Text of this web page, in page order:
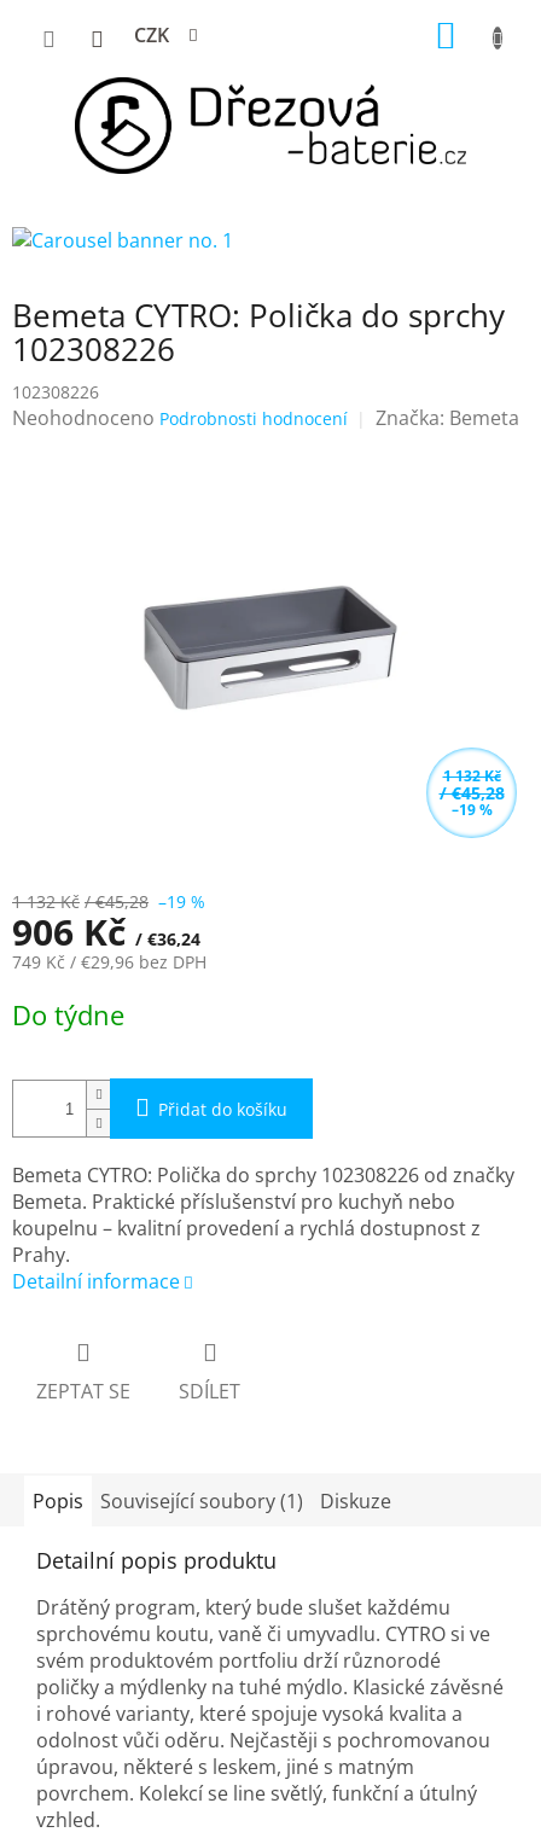
CZK
Bemeta CYTRO: Polička do sprchy
102308226
102308226
Průměrné
Neohodnoceno Podrobnosti hodnocení Značka: Bemeta
1 132 Kč
/ €45,28
–19 %
1 132 Kč / €45,28 –19 %
906 Kč / €36,24
749 Kč / €29,96 bez DPH
cena:
Do týdne
Přidat do košíku
Bemeta CYTRO: Polička do sprchy 102308226 od značky
Bemeta. Praktické příslušenství pro kuchyň nebo
koupelnu – kvalitní provedení a rychlá dostupnost z
Prahy.
Detailní informace
ZEPTAT SE SDÍLET
Popis Související soubory (1) Diskuze
Detailní popis produktu
Drátěný program, který bude slušet každému
sprchovému koutu, vaně či umyvadlu. CYTRO si ve
svém produktovém portfoliu drží různorodé
poličky a mýdlenky na tuhé mýdlo. Klasické závěsné
i rohové varianty, které spojuje vysoká kvalita a
odolnost vůči oděru. Nejčastěji s pochromovanou
úpravou, některé s leskem, jiné s matným
povrchem. Kolekcí se line světlý, funkční a útulný
vzhled.